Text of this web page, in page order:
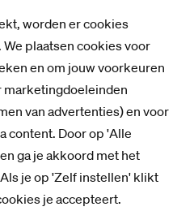
worden er cookies
plaatsen cookies voor
en om jouw voorkeuren
marketingdoeleinden
van advertenties) en voor
content. Door op 'Alle
ga je akkoord met het
je op 'Zelf instellen' klikt
je accepteert.